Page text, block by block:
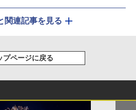
関連記事を見る
プページに戻る